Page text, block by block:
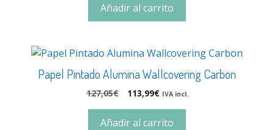
Añadir al carrito
Papel Pintado Alumina Wallcovering Carbon
127,05€ 113,99€ IVA incl.
Añadir al carrito